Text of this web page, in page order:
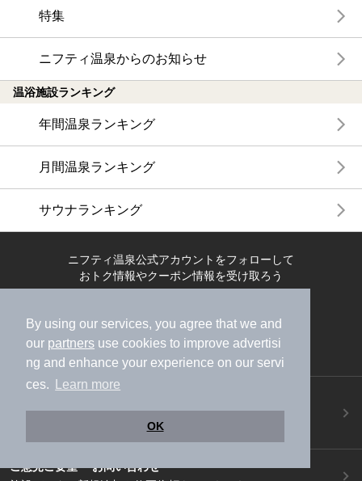
By using our services, you agree that we and
our partners use cookies to improve advertisi
ng and enhance your experience on our servi
ces.
Learn more
OK
特集
ニフティ温泉からのお知らせ
温浴施設ランキング
年間温泉ランキング
月間温泉ランキング
サウナランキング
ニフティ温泉公式アカウントをフォローして
おトク情報やクーポン情報を受け取ろう
ニフティ温泉アプリ
地図から温泉検索！お得な限定クーポンも！
今すぐダウンロード！
ご意見ご要望 ・お問い合わせ